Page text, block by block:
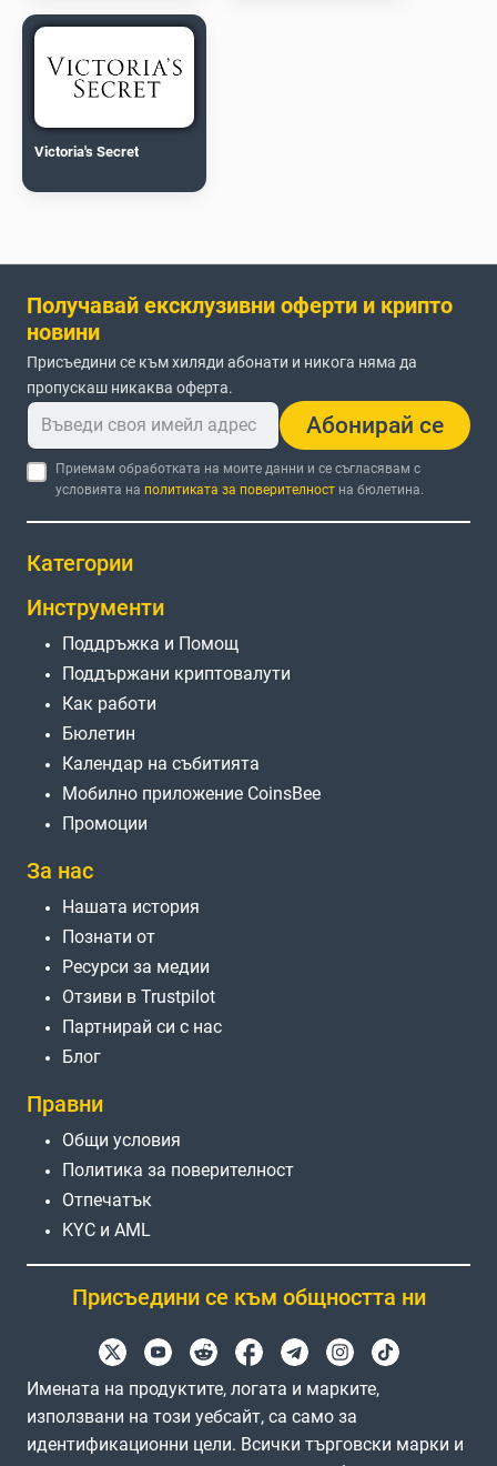
Victoria's Secret
Получавай ексклузивни оферти и крипто
новини
Присъедини се към хиляди абонати и никога няма да
пропускаш никаква оферта.
Абонирай се
Приемам обработката на моите данни и се съгласявам с
условията на политиката за поверителност на бюлетина.
Категории
Инструменти
Поддръжка и Помощ
Поддържани криптовалути
Как работи
Бюлетин
Календар на събитията
Мобилно приложение CoinsBee
Промоции
За нас
Нашата история
Познати от
Ресурси за медии
Отзиви в Trustpilot
Партнирай си с нас
Блог
Правни
Общи условия
Политика за поверителност
Отпечатък
KYC и AML
Присъедини се към общността ни
Имената на продуктите, логата и марките,
използвани на този уебсайт, са само за
идентификационни цели. Всички търговски марки и